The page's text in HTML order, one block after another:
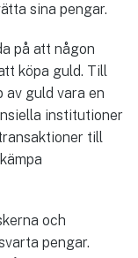
sina pengar.
på att någon
köpa guld. Till
av guld vara en
institutioner
till
och
pengar.